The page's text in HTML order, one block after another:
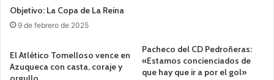
Objetivo: La Copa de La Reina
9 de febrero de 2025
El Atlético Tomelloso vence en
Azuqueca con casta, coraje y
Pacheco del CD Pedroñeras:
«Estamos concienciados de
que hay que ir a por el gol»